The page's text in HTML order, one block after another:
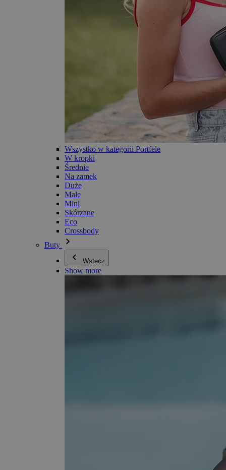
Wszystko w kategorii Portfele
W kropki
Średnie
Na zamek
Duże
Małe
Mini
Skórzane
Eco
Crossbody
Buty
Wstecz
Show more